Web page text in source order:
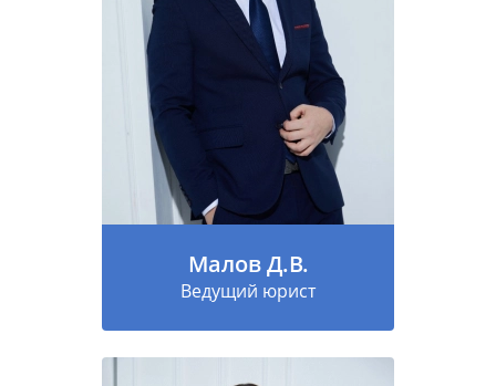
Малов Д.В.
Ведущий юрист